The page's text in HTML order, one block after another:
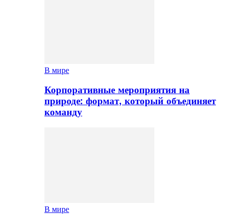
В мире
Корпоративные мероприятия на
природе: формат, который объединяет
команду
В мире